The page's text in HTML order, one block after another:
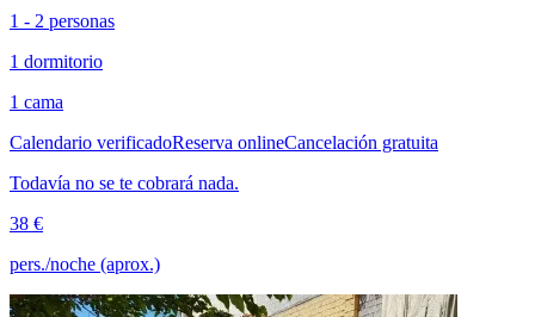
1 - 2 personas
1 dormitorio
1 cama
Calendario verificadoReserva onlineCancelación gratuita
Todavía no se te cobrará nada.
38 €
pers./noche (aprox.)